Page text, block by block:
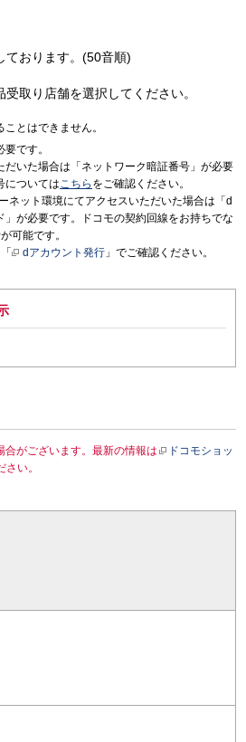
ております。(50音順)
取り店舗を選択してください。
とはできません。
です。
だいた場合は「ネットワーク暗証番号」が必要
についてはこちら をご確認ください。
ネット環境にてアクセスいただいた場合は「d
」が必要です。ドコモの契約回線をお持ちでな
可能です。
dアカウント発行 」でご確認ください。
がございます。最新の情報は
ドコモショッ
い。